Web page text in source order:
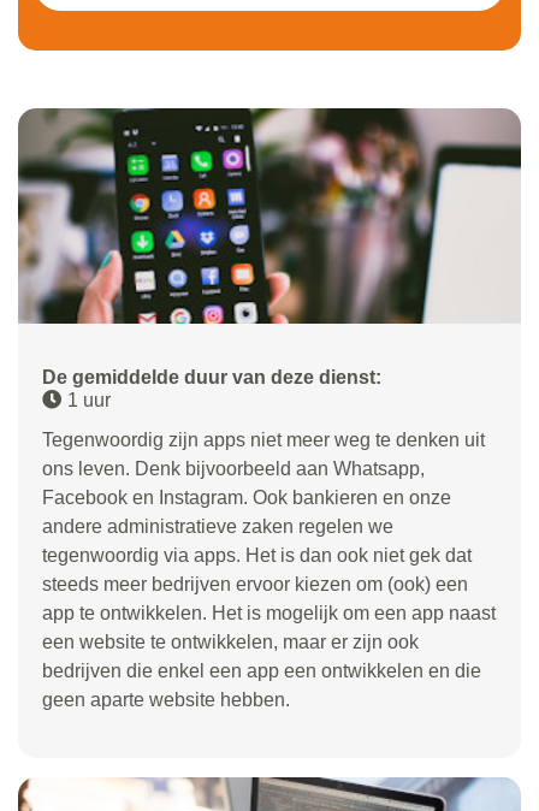
De gemiddelde duur van deze dienst:
1 uur
Tegenwoordig zijn apps niet meer weg te denken uit
ons leven. Denk bijvoorbeeld aan Whatsapp,
Facebook en Instagram. Ook bankieren en onze
andere administratieve zaken regelen we
tegenwoordig via apps. Het is dan ook niet gek dat
steeds meer bedrijven ervoor kiezen om (ook) een
app te ontwikkelen. Het is mogelijk om een app naast
een website te ontwikkelen, maar er zijn ook
bedrijven die enkel een app een ontwikkelen en die
geen aparte website hebben.